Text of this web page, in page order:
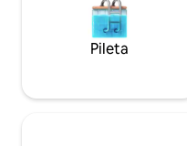
Pileta